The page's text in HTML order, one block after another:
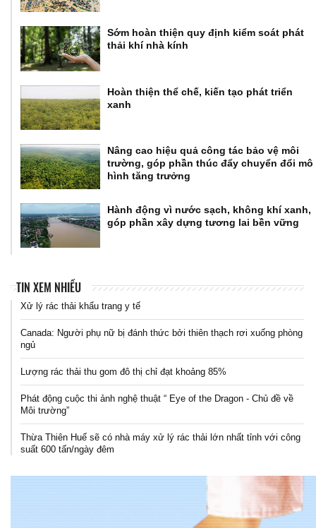
Sớm hoàn thiện quy định kiểm soát phát
thải khí nhà kính
Hoàn thiện thể chế, kiến tạo phát triển
xanh
Nâng cao hiệu quả công tác bảo vệ môi
trường, góp phần thúc đẩy chuyển đổi mô
hình tăng trưởng
Hành động vì nước sạch, không khí xanh,
góp phần xây dựng tương lai bền vững
TIN XEM NHIỀU
Xử lý rác thải khẩu trang y tế
Canada: Người phụ nữ bị đánh thức bởi thiên thạch rơi xuống phòng
ngủ
Lượng rác thải thu gom đô thị chỉ đạt khoảng 85%
Phát động cuộc thi ảnh nghệ thuật “ Eye of the Dragon - Chủ đề về
Môi trường”
Thừa Thiên Huế sẽ có nhà máy xử lý rác thải lớn nhất tỉnh với công
suất 600 tấn/ngày đêm